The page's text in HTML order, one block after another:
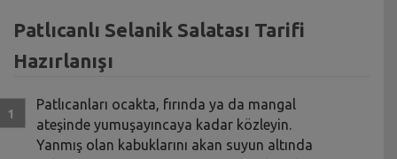
Patlıcanlı Selanik Salatası Tarifi
Hazırlanışı
Patlıcanları ocakta, fırında ya da mangal
ateşinde yumuşayıncaya kadar közleyin.
Yanmış olan kabuklarını akan suyun altında